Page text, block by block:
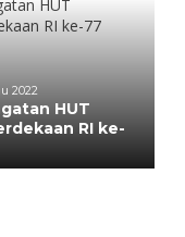
2022
HUT
RI ke-